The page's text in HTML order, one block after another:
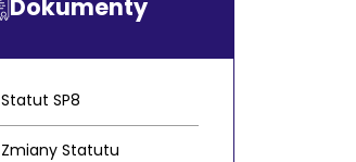
Dokumenty
Statut SP8
Zmiany Statutu